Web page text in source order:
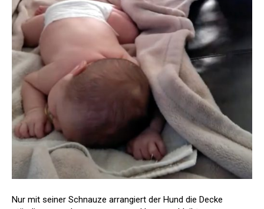
Nur mit seiner Schnauze arrangiert der Hund die Decke